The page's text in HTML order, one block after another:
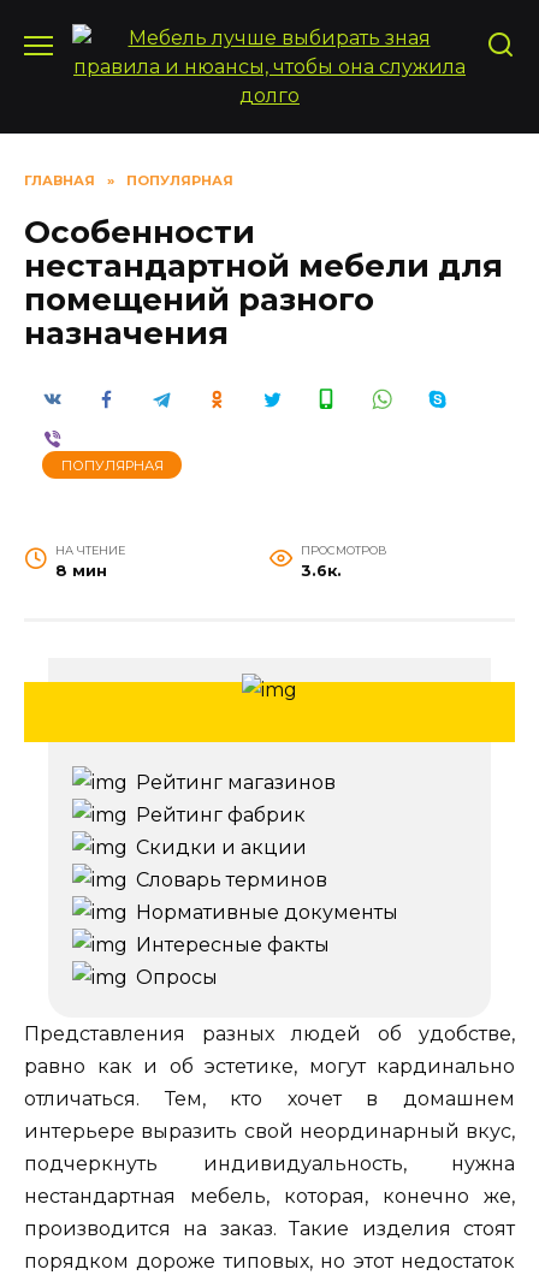
содержанию
ГЛАВНАЯ » ПОПУЛЯРНАЯ
Особенности
нестандартной мебели для
помещений разного
назначения
ПОПУЛЯРНАЯ
НА ЧТЕНИЕ
8 мин
ПРОСМОТРОВ
3.6к.
Рейтинг магазинов
Рейтинг фабрик
Скидки и акции
Словарь терминов
Нормативные документы
Интересные факты
Опросы
Представления разных людей об удобстве,
равно как и об эстетике, могут кардинально
отличаться. Тем, кто хочет в домашнем
интерьере выразить свой неординарный вкус,
подчеркнуть индивидуальность, нужна
нестандартная мебель, которая, конечно же,
производится на заказ. Такие изделия стоят
порядком дороже типовых, но этот недостаток